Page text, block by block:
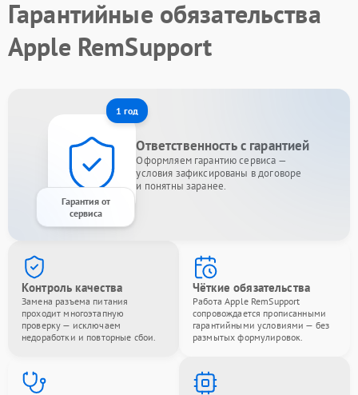
Гарантийные обязательства
Apple RemSupport
1 год
Гарантия от
сервиса
Ответственность с гарантией
Оформляем гарантию сервиса —
условия зафиксированы в договоре
и понятны заранее.
Контроль качества
Замена разъема питания
проходит многоэтапную
проверку — исключаем
недоработки и повторные сбои.
Чёткие обязательства
Работа Apple RemSupport
сопровождается прописанными
гарантийными условиями — без
размытых формулировок.